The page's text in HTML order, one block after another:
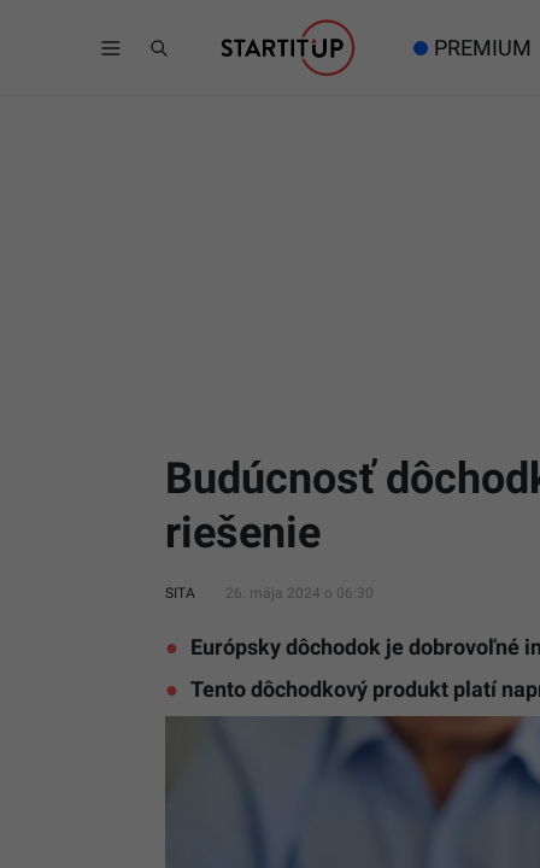
PREMIUM
Budúcnosť
riešenie
SITA 26. mája 2024 o 06:30
Európsky dôchodok je dobrovoľné
Tento dôchodkový produkt platí